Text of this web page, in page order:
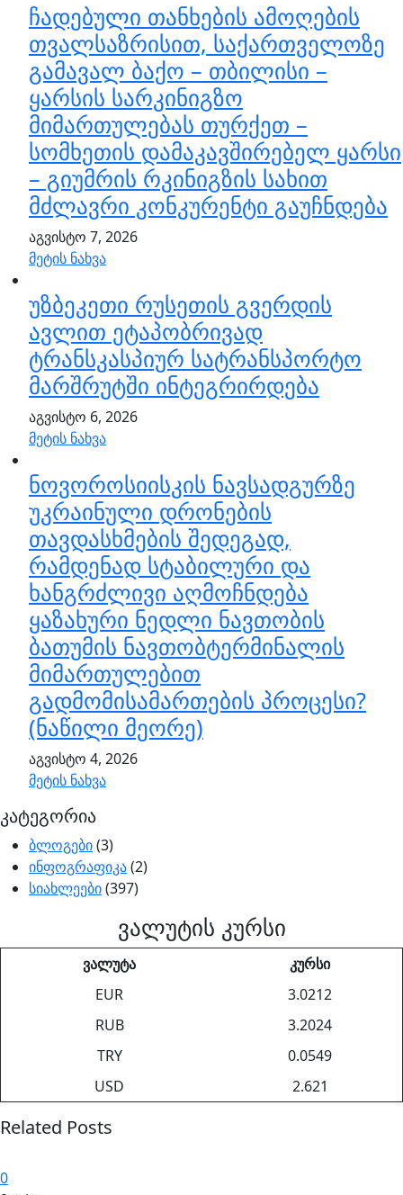
ჩადებული თანხების ამოღების
თვალსაზრისით, საქართველოზე
გამავალ ბაქო – თბილისი –
ყარსის სარკინიგზო
მიმართულებას თურქეთ –
სომხეთის დამაკავშირებელ ყარსი
– გიუმრის რკინიგზის სახით
მძლავრი კონკურენტი გაუჩნდება
აგვისტო 7, 2026
მეტის ნახვა
უზბეკეთი რუსეთის გვერდის
ავლით ეტაპობრივად
ტრანსკასპიურ სატრანსპორტო
მარშრუტში ინტეგრირდება
აგვისტო 6, 2026
მეტის ნახვა
ნოვოროსიისკის ნავსადგურზე
უკრაინული დრონების
თავდასხმების შედეგად,
რამდენად სტაბილური და
ხანგრძლივი აღმოჩნდება
ყაზახური ნედლი ნავთობის
ბათუმის ნავთობტერმინალის
მიმართულებით
გადმომისამართების პროცესი?
(ნაწილი მეორე)
აგვისტო 4, 2026
მეტის ნახვა
კატეგორია
ბლოგები(3)
ინფოგრაფიკა(2)
სიახლეები(397)
ვალუტის კურსი
ვალუტა
კურსი
EUR
3.0212
RUB
3.2024
TRY
0.0549
USD
2.621
Related Posts
0